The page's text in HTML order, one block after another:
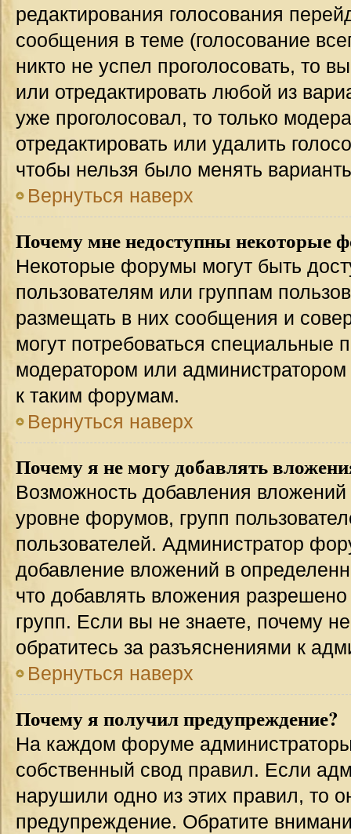
редактирования голосования
сообщения в теме (голосование
никто не успел проголосовать, то
или отредактировать любой из
уже проголосовал, то только
отредактировать или удалить
чтобы нельзя было менять
Вернуться наверх
Почему мне недоступны некоторые
Некоторые форумы могут быть
пользователям или группам
размещать в них сообщения и
могут потребоваться специальные
модератором или
к таким форумам.
Вернуться наверх
Почему я не могу добавлять
Возможность добавления
уровне форумов, групп
пользователей. Администратор
добавление вложений в
что добавлять вложения
групп. Если вы не знаете, почему
обратитесь за разъяснениями к
Вернуться наверх
Почему я получил предупреждение?
На каждом форуме
собственный свод правил. Если
нарушили одно из этих правил, то
предупреждение. Обратите